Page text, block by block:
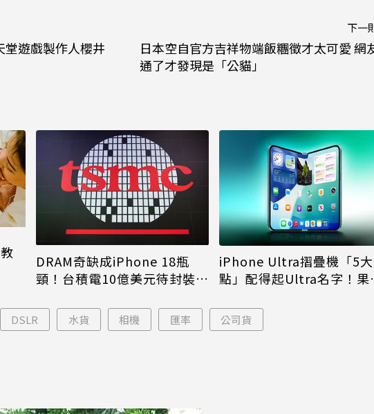
遊戲製作人櫻井
下一
日本空自官方吉祥物端飯糰徵才太可愛 網
通了才發現是「公貓」
DRAM奇缺成iPhone 18瓶
頸！台積電10億美元待封裝晶
iPhone Ultra摺疊機「5
點」配得起Ultra名字！果
DSLR 水貨 相機 匯率 公司貨